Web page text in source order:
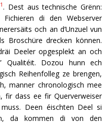
1 . Dest aus technische Grënn:
di den Webserver
och an d’Unzuel vun
Broschüre drecken können.
Deeler opgesplekt an och
Qualitéit. Dozou hunn ech
Reihenfolleg ze brengen,
manner chronologisch mee
fir dass ee fir Querverweiser
Deen éischten Deel si
da kommen di von den